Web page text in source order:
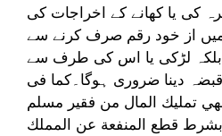
کی یا کھانے کے اخراجات کی
میں از خود رقم صرف کرنے سے
بلکہ لڑکی یا اس کی طرف سے
قبضہ دینا ضروری ہوگا۔کما فی
فهي تمليك المال من فقير مسلم
بشرط قطع المنفعة عن المملك